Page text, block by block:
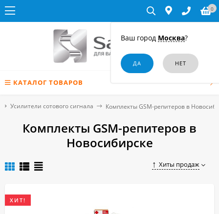
Ваш город Москва?
0
КАТАЛОГ ТОВАРОВ
Усилители сотового сигнала Комплекты GSM-репитеров в
Комплекты GSM-репитеров в
Новосибирске
Хиты продаж
ХИТ!